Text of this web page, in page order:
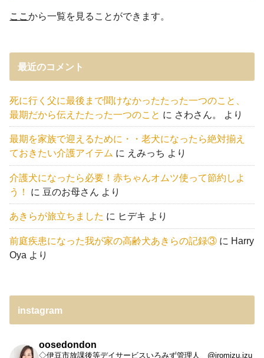
ここから一覧を見ることができます。
最近のコメント
死に行く父に最後まで聞けなかったたった一つのこと、
最期だから伝えたたった一つのこと に さわさん。 より
最期を家族で迎えるために・・老犬になったら絶対揃え
ておきたい介護アイテム に えみっち より
介護犬になったら必要！赤ちゃんオムツ使って節約しよ
う！
に 豆のお母さん より
あきらが旅立ちました に ヒデキ より
前庭疾患になった我が家の高齢犬あきらの記録③ に Harry
Oya より
instagram
oosedondon
◇伊豆市放課後等デイサービスいろみず管理人 @iromizu.izu